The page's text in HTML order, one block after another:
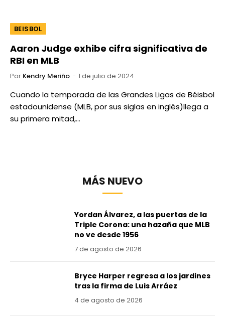
BEISBOL
Aaron Judge exhibe cifra significativa de
RBI en MLB
Por Kendry Meriño 1 de julio de 2024
Cuando la temporada de las Grandes Ligas de Béisbol
estadounidense (MLB, por sus siglas en inglés)llega a
su primera mitad,…
MÁS NUEVO
Yordan Álvarez, a las puertas de la
Triple Corona: una hazaña que MLB
no ve desde 1956
7 de agosto de 2026
Bryce Harper regresa a los jardines
tras la firma de Luis Arráez
4 de agosto de 2026